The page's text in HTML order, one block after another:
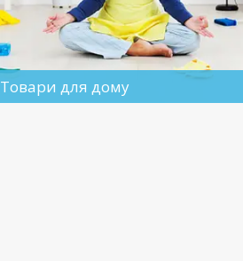
Товари для дому